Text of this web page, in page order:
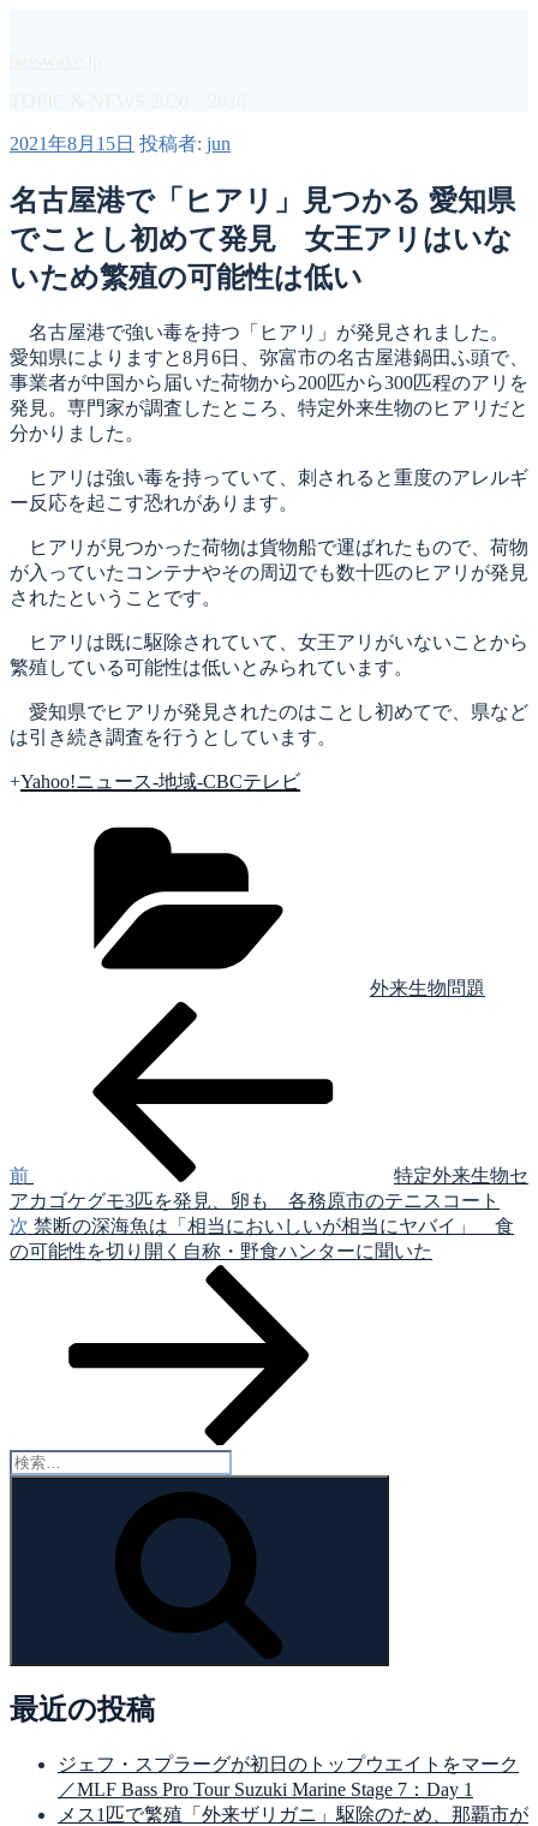
へ
キ
プ
投
日:
2021年8月15日 投稿者: jun
名古屋港で「ヒアリ」見つかる 愛知県
でことし初めて発見 女王アリはいな
いため繁殖の可能性は低い
名古屋港で強い毒を持つ「ヒアリ」が発見されました。
愛知県によりますと8月6日、弥富市の名古屋港鍋田ふ頭で、
事業者が中国から届いた荷物から200匹から300匹程のアリを
発見。専門家が調査したところ、特定外来生物のヒアリだと
分かりました。
ヒアリは強い毒を持っていて、刺されると重度のアレルギ
ー反応を起こす恐れがあります。
ヒアリが見つかった荷物は貨物船で運ばれたもので、荷物
が入っていたコンテナやその周辺でも数十匹のヒアリが発見
されたということです。
ヒアリは既に駆除されていて、女王アリがいないことから
繁殖している可能性は低いとみられています。
愛知県でヒアリが発見されたのはことし初めてで、県など
は引き続き調査を行うとしています。
+Yahoo!ニュース-地域-CBCテレビ
外来生物問題
ゲ
ー
シ
前
特定外来生物セ
アカゴケグモ3匹を発見、卵も 各務原市のテニスコート
次
の
次 禁断の深海魚は「相当においしいが相当にヤバイ」 食
の可能性を切り開く自称・野食ハンターに聞いた
検
最近の投稿
ジェフ・スプラーグが初日のトップウエイトをマーク
／MLF Bass Pro Tour Suzuki Marine Stage 7：Day 1
メス1匹で繁殖「外来ザリガニ」駆除のため、那覇市が